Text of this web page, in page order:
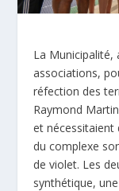
La
associations,
réfection des
Raymond
et nécessitaient
du complexe
de violet. Les
synthétique,